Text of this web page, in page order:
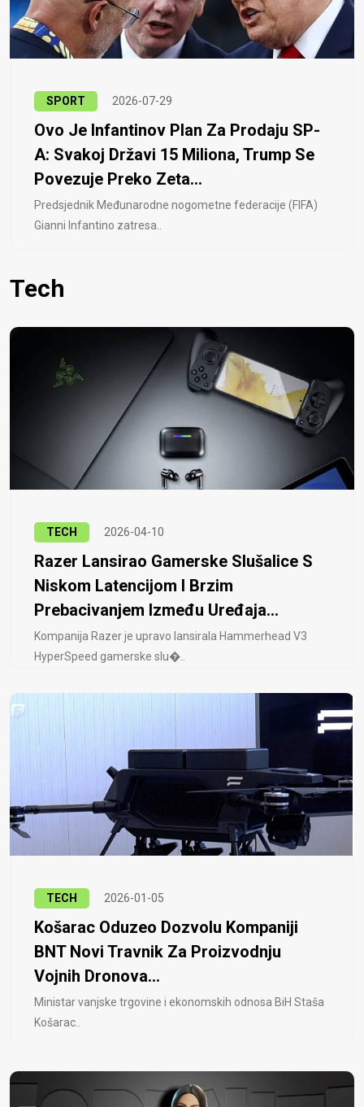
SPORT 2026-07-29
Ovo Je Infantinov Plan Za Prodaju SP-
A: Svakoj Državi 15 Miliona, Trump Se
Povezuje Preko Zeta...
Predsjednik Međunarodne nogometne federacije (FIFA)
Gianni Infantino zatresa..
Tech
TECH 2026-04-10
Razer Lansirao Gamerske Slušalice S
Niskom Latencijom I Brzim
Prebacivanjem Između Uređaja...
Kompanija Razer je upravo lansirala Hammerhead V3
HyperSpeed ​​gamerske slu�..
TECH 2026-01-05
Košarac Oduzeo Dozvolu Kompaniji
BNT Novi Travnik Za Proizvodnju
Vojnih Dronova...
Ministar vanjske trgovine i ekonomskih odnosa BiH Staša
Košarac..